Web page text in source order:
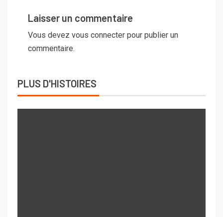
Laisser un commentaire
Vous devez vous connecter pour publier un
commentaire.
PLUS D'HISTOIRES